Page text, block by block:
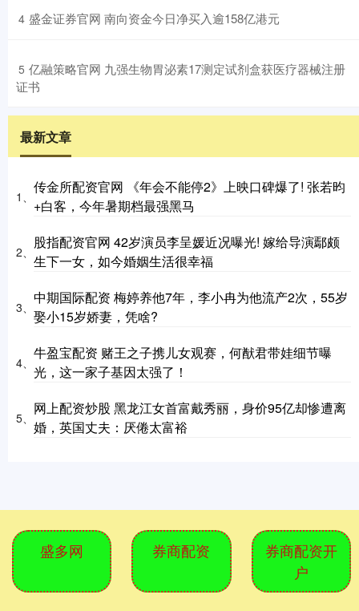
4 ​盛金证券官网 南向资金今日净买入逾158亿港元
5 ​亿融策略官网 九强生物胃泌素17测定试剂盒获医疗器械注册
证书
最新文章
1、
传金所配资官网 《年会不能停2》上映口碑爆了! 张若昀
+白客，今年暑期档最强黑马
2、
股指配资官网 42岁演员李呈媛近况曝光! 嫁给导演鄢颇
生下一女，如今婚姻生活很幸福
3、
中期国际配资 梅婷养他7年，李小冉为他流产2次，55岁
娶小15岁娇妻，凭啥?
4、
牛盈宝配资 赌王之子携儿女观赛，何猷君带娃细节曝
光，这一家子基因太强了！
5、
网上配资炒股 黑龙江女首富戴秀丽，身价95亿却惨遭离
婚，英国丈夫：厌倦太富裕
盛多网 券商配资
券商配资开
户